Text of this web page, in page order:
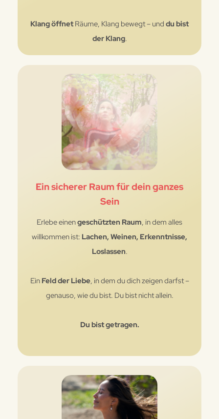
KlangöffnetRäume, Klang bewegt – und du bist
der Klang.
Ein sicherer Raum für dein ganzes
Sein
Erlebe einengeschützten Raum, in dem alles
willkommen ist: Lachen, Weinen, Erkenntnisse,
Loslassen.
Ein Feld der Liebe, in dem du dich zeigen darfst –
genauso, wie du bist. Du bist nicht allein.
Du bist getragen.